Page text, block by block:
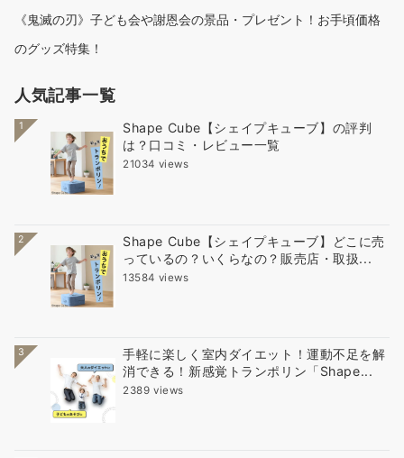
《鬼滅の刃》子ども会や謝恩会の景品・プレゼント！お手頃価格
のグッズ特集！
人気記事一覧
1
Shape Cube【シェイプキューブ】の評判
は？口コミ・レビュー一覧
21034 views
2
Shape Cube【シェイプキューブ】どこに売
っているの？いくらなの？販売店・取扱...
13584 views
3
手軽に楽しく室内ダイエット！運動不足を解
消できる！新感覚トランポリン「Shape...
2389 views